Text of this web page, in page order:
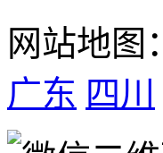
网站地图：
广东 四川